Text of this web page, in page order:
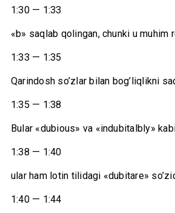
1:30 — 1:33
«b» saqlab qolingan, chunki u muhim
1:33 — 1:35
Qarindosh so’zlar bilan bog’liqlikni
1:35 — 1:38
Bular «dubious» va «indubitalbly»
1:38 — 1:40
ular ham lotin tilidagi «dubitare»
1:40 — 1:44